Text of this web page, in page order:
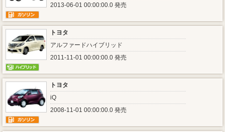
2013-06-01 00:00:00.0 発売
トヨタ
アルファードハイブリッド
2011-11-01 00:00:00.0 発売
トヨタ
iQ
2008-11-01 00:00:00.0 発売